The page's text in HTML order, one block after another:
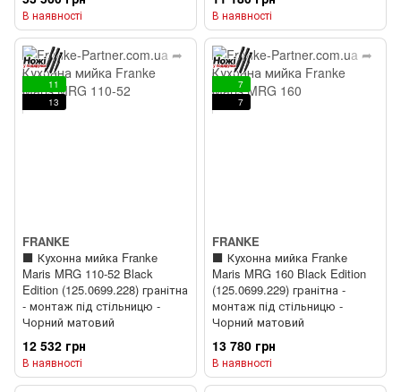
комплекті) + ⬛️ Кухонний
змішувач Franke Active Twist
(115.0669.769) Чорний
матовий
В наявності В наявності
11
13
FRANKE
⬛️ Кухонна мийка Franke
Maris MRG 110-52 Black
Edition (125.0699.228) гранітна
- монтаж під стільницю -
Чорний матовий
12 532 грн
В наявності
7
7
FRANKE
⬛️ Кухонна мийка Franke
Maris MRG 160 Black Edition
(125.0699.229) гранітна -
монтаж під стільницю -
Чорний матовий
13 780 грн
В наявності